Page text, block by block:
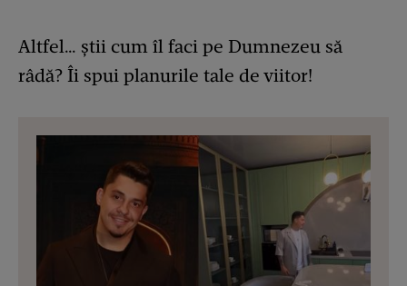
Altfel… știi cum îl faci pe Dumnezeu să
râdă? Îi spui planurile tale de viitor!